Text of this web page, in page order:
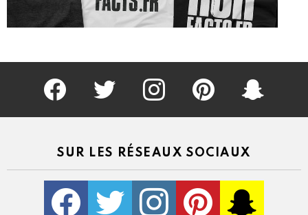
Facebook Twitter Instagram Pinterest kljlkjlkj
SUR LES RÉSEAUX SOCIAUX
Facebook Twitter Instagram Pinterest kljlkjlkj